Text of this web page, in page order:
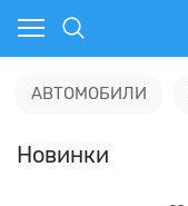
АВТОМОБИЛИ
Новинки